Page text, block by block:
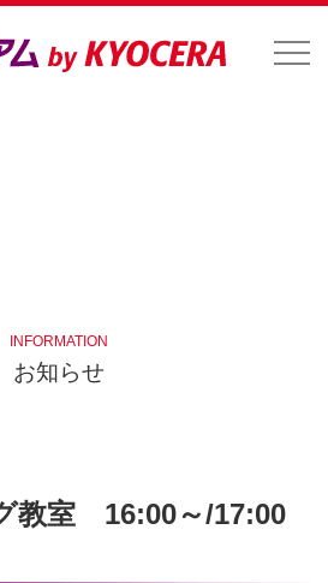
INFORMATION
お知らせ
教室 16:00～/17:00